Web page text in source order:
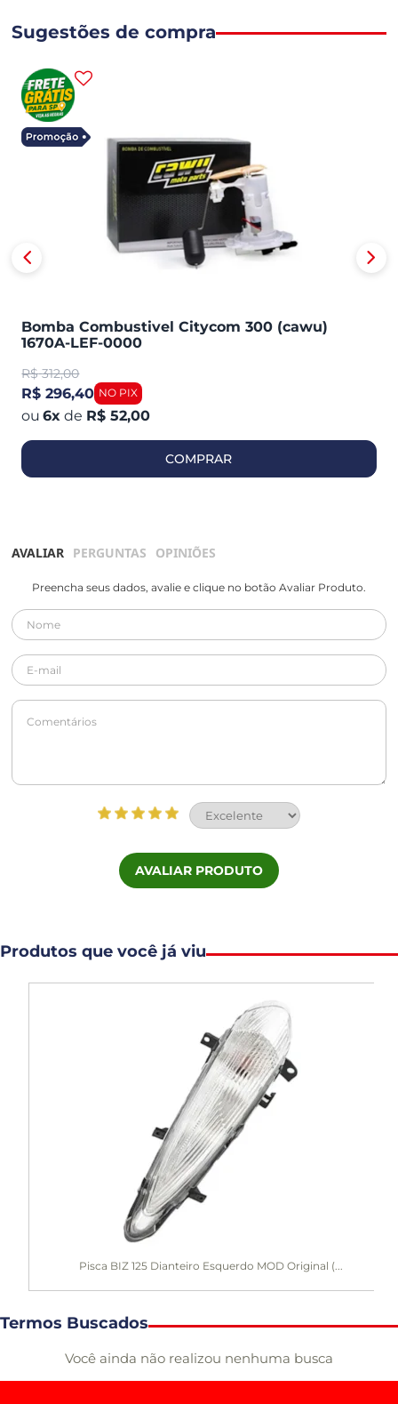
Sugestões de compra
Bomba Combustivel Citycom 300 (cawu)
1670A-LEF-0000
R$ 312,00
R$ 296,40
6x de R$ 52,00
COMPRAR
AVALIAR PERGUNTAS OPINIÕES
Preencha seus dados, avalie e clique no botão Avaliar Produto.
AVALIAR PRODUTO
Produtos que você já viu
Pisca BIZ 125 Dianteiro Esquerdo MOD Original (...
Termos Buscados
Você ainda não realizou nenhuma busca